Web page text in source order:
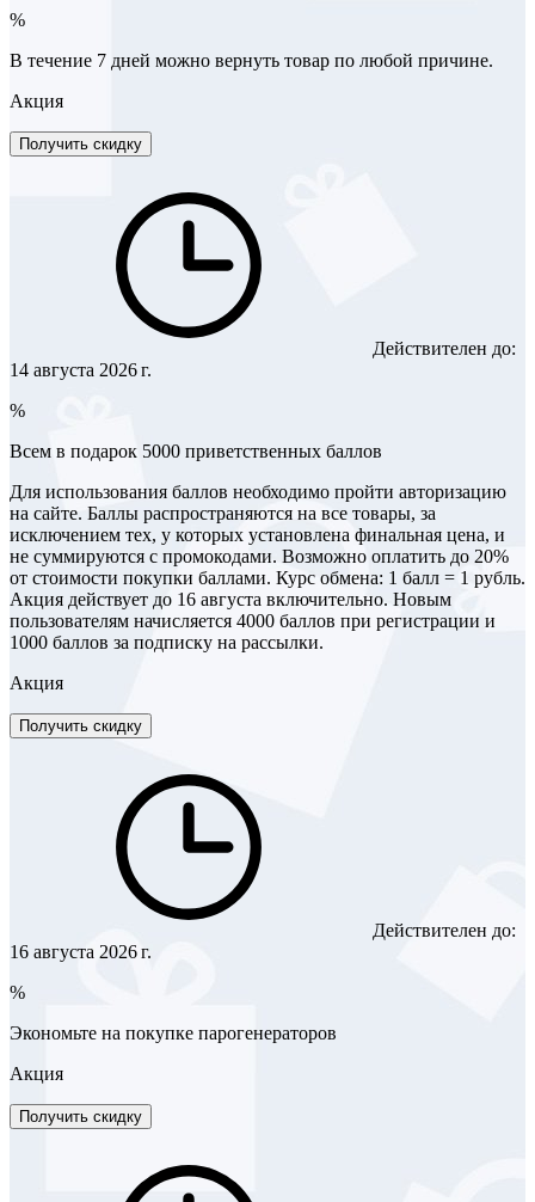
%
В течение 7 дней можно вернуть товар по любой причине.
Акция
Получить скидку
Действителен до:
14 августа 2026 г.
%
Всем в подарок 5000 приветственных баллов
Для использования баллов необходимо пройти авторизацию
на сайте. Баллы распространяются на все товары, за
исключением тех, у которых установлена финальная цена, и
не суммируются с промокодами. Возможно оплатить до 20%
от стоимости покупки баллами. Курс обмена: 1 балл = 1 рубль.
Акция действует до 16 августа включительно. Новым
пользователям начисляется 4000 баллов при регистрации и
1000 баллов за подписку на рассылки.
Акция
Получить скидку
Действителен до:
16 августа 2026 г.
%
Экономьте на покупке парогенераторов
Акция
Получить скидку